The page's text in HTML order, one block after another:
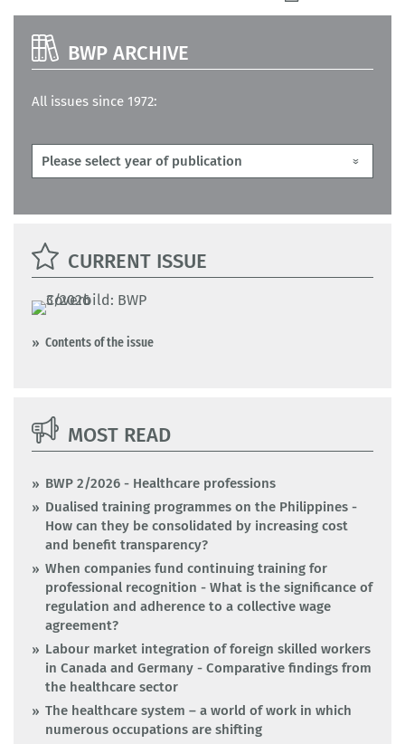
BWP ARCHIVE
All issues since 1972:
CURRENT ISSUE
Contents of the issue
MOST READ
BWP 2/2026 - Healthcare professions
Dualised training programmes on the Philippines -
How can they be consolidated by increasing cost
and benefit transparency?
When companies fund continuing training for
professional recognition - What is the significance of
regulation and adherence to a collective wage
agreement?
Labour market integration of foreign skilled workers
in Canada and Germany - Comparative findings from
the healthcare sector
The healthcare system – a world of work in which
numerous occupations are shifting